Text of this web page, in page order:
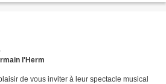
l'Herm
de vous inviter à leur spectacle musical